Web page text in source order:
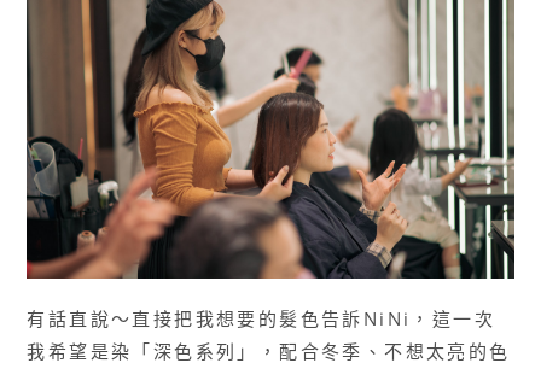
有話直說～直接把我想要的髮色告訴NiNi，這一次
我希望是染「深色系列」，配合冬季、不想太亮的色